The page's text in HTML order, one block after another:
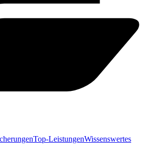
Top-LeistungenWissenswertes